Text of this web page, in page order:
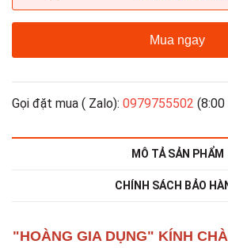
Mua ngay
Gọi đặt mua ( Zalo): 0979755502 (8:00
MÔ TẢ SẢN PHẨM
CHÍNH SÁCH BẢO
"HOÀNG GIA DỤNG" KÍNH